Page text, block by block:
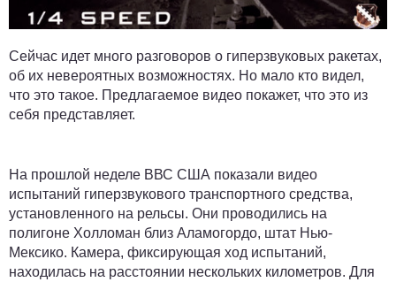
Сейчас идет много разговоров о гиперзвуковых ракетах,
об их невероятных возможностях. Но мало кто видел,
что это такое. Предлагаемое видео покажет, что это из
себя представляет.
На прошлой неделе ВВС США показали видео
испытаний гиперзвукового транспортного средства,
установленного на рельсы. Они проводились на
полигоне Холломан близ Аламогордо, штат Нью-
Мексико. Камера, фиксирующая ход испытаний,
находилась на расстоянии нескольких километров. Для